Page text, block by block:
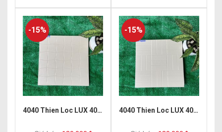
-15%
4040 Thien Loc LUX 4005
-15%
4040 Thien Loc LUX 4009